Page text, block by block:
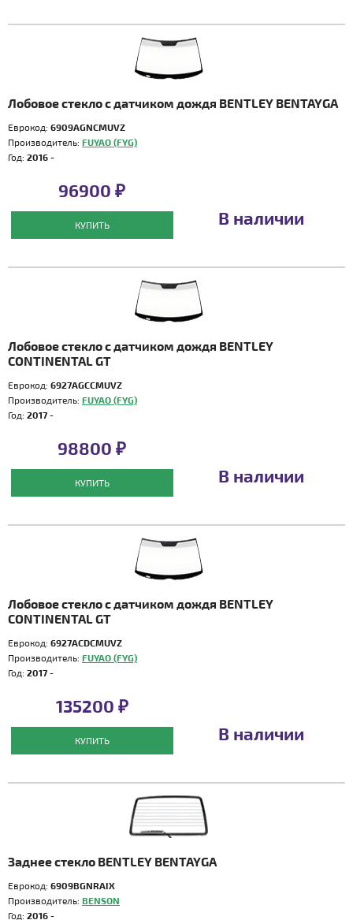
Лобовое стекло с датчиком дождя BENTLEY BENTAYGA
Еврокод: 6909AGNCMUVZ
Производитель: FUYAO (FYG)
Год: 2016 -
96900 ₽
КУПИТЬ В наличии
Лобовое стекло с датчиком дождя BENTLEY
CONTINENTAL GT
Еврокод: 6927AGCCMUVZ
Производитель: FUYAO (FYG)
Год: 2017 -
98800 ₽
КУПИТЬ В наличии
Лобовое стекло с датчиком дождя BENTLEY
CONTINENTAL GT
Еврокод: 6927ACDCMUVZ
Производитель: FUYAO (FYG)
Год: 2017 -
135200 ₽
КУПИТЬ В наличии
Заднее стекло BENTLEY BENTAYGA
Еврокод: 6909BGNRAIX
Производитель: BENSON
Год: 2016 -